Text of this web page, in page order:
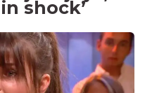
shock’